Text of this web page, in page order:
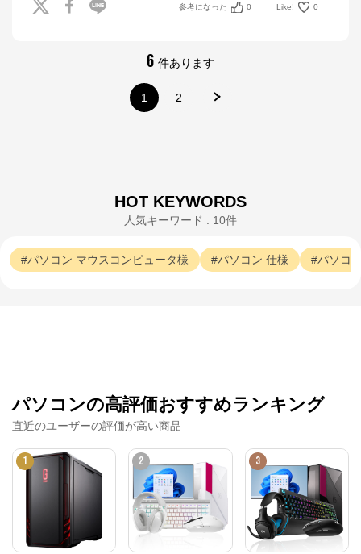
参考になった 0 Like! 0
6 件あります
1 2
HOT KEYWORDS
人気キーワード : 10件
パソコン マウスコンピュータ様 パソコン 仕様 パソコ
パソコンの高評価おすすめランキング
直近のユーザーの評価が高い商品
1 2 3
公式ECサイト
※外部サイトが開きます
マウスコンピューター[公式] からのコメント
マウスコンピューターは、お客様のご利用目的・ご予